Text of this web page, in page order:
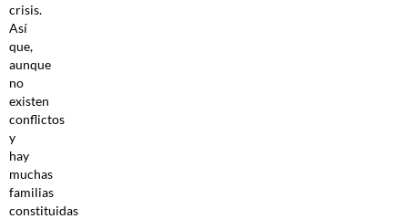
crisis.
Así
que,
aunque
no
existen
conflictos
y
hay
muchas
familias
constituidas